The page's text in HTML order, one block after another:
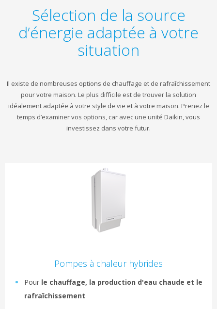
Sélection de la source
d’énergie adaptée à votre
situation
Il existe de nombreuses options de chauffage et de rafraîchissement
pour votre maison. Le plus difficile est de trouver la solution
idéalement adaptée à votre style de vie et à votre maison. Prenez le
temps d’examiner vos options, car avec une unité Daikin, vous
investissez dans votre futur.
Pompes à chaleur hybrides
Pour le chauffage, la production d'eau chaude et le
rafraîchissement